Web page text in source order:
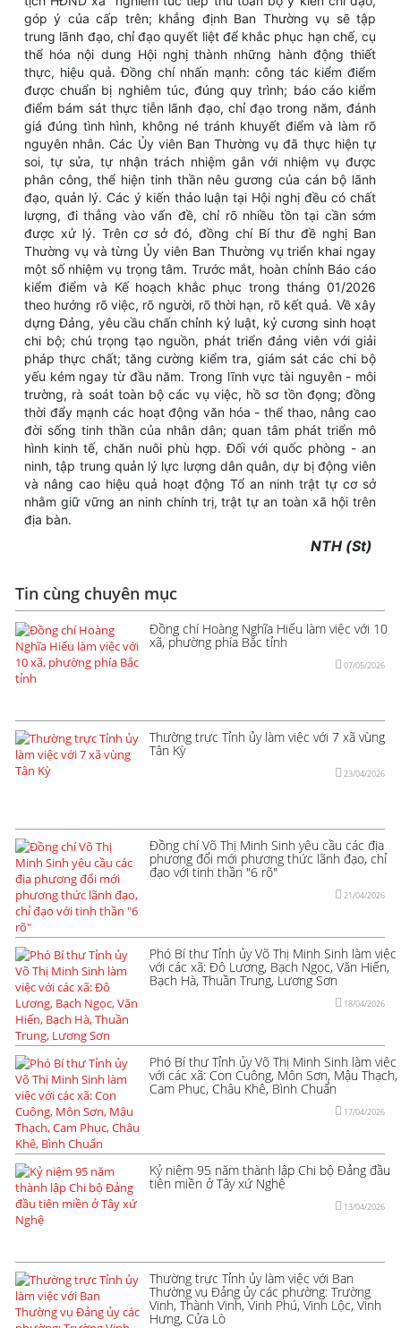
góp ý của cấp trên; khẳng định Ban Thường vụ sẽ tập
trung lãnh đạo, chỉ đạo quyết liệt để khắc phục hạn chế, cụ
thể hóa nội dung Hội nghị thành những hành động thiết
thực, hiệu quả. Đồng chí nhấn mạnh: công tác kiểm điểm
được chuẩn bị nghiêm túc, đúng quy trình; báo cáo kiểm
điểm bám sát thực tiễn lãnh đạo, chỉ đạo trong năm, đánh
giá đúng tình hình, không né tránh khuyết điểm và làm rõ
nguyên nhân. Các Ủy viên Ban Thường vụ đã thực hiện tự
soi, tự sửa, tự nhận trách nhiệm gắn với nhiệm vụ được
phân công, thể hiện tinh thần nêu gương của cán bộ lãnh
đạo, quản lý. Các ý kiến thảo luận tại Hội nghị đều có chất
lượng, đi thẳng vào vấn đề, chỉ rõ nhiều tồn tại cần sớm
được xử lý. Trên cơ sở đó, đồng chí Bí thư đề nghị Ban
Thường vụ và từng Ủy viên Ban Thường vụ triển khai ngay
một số nhiệm vụ trọng tâm. Trước mắt, hoàn chỉnh Báo cáo
kiểm điểm và Kế hoạch khắc phục trong tháng 01/2026
theo hướng rõ việc, rõ người, rõ thời hạn, rõ kết quả. Về xây
dựng Đảng, yêu cầu chấn chỉnh kỷ luật, kỷ cương sinh hoạt
chi bộ; chú trọng tạo nguồn, phát triển đảng viên với giải
pháp thực chất; tăng cường kiểm tra, giám sát các chi bộ
yếu kém ngay từ đầu năm. Trong lĩnh vực tài nguyên - môi
trường, rà soát toàn bộ các vụ việc, hồ sơ tồn đọng; đồng
thời đẩy mạnh các hoạt động văn hóa - thể thao, nâng cao
đời sống tinh thần của nhân dân; quan tâm phát triển mô
hình kinh tế, chăn nuôi phù hợp. Đối với quốc phòng - an
ninh, tập trung quản lý lực lượng dân quân, dự bị động viên
và nâng cao hiệu quả hoạt động Tổ an ninh trật tự cơ sở
nhằm giữ vững an ninh chính trị, trật tự an toàn xã hội trên
địa bàn.
NTH (St)
Tin cùng chuyên mục
Đồng chí Hoàng Nghĩa Hiếu làm việc với 10
xã, phường phía Bắc tỉnh
07/05/2026
Thường trực Tỉnh ủy làm việc với 7 xã vùng
Tân Kỳ
23/04/2026
Đồng chí Võ Thị Minh Sinh yêu cầu các địa
phương đổi mới phương thức lãnh đạo, chỉ
đạo với tinh thần "6 rõ"
21/04/2026
Phó Bí thư Tỉnh ủy Võ Thị Minh Sinh làm việc
với các xã: Đô Lương, Bạch Ngọc, Văn Hiến,
Bạch Hà, Thuần Trung, Lương Sơn
18/04/2026
Phó Bí thư Tỉnh ủy Võ Thị Minh Sinh làm việc
với các xã: Con Cuông, Môn Sơn, Mậu Thạch,
Cam Phục, Châu Khê, Bình Chuẩn
17/04/2026
Kỷ niệm 95 năm thành lập Chi bộ Đảng đầu
tiên miền ở Tây xứ Nghệ
13/04/2026
Thường trực Tỉnh ủy làm việc với Ban
Thường vụ Đảng ủy các phường: Trường
Vinh, Thành Vinh, Vinh Phú, Vinh Lộc, Vinh
Hưng, Cửa Lò